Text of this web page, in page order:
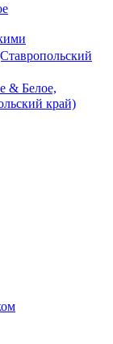
& Белое,
край)